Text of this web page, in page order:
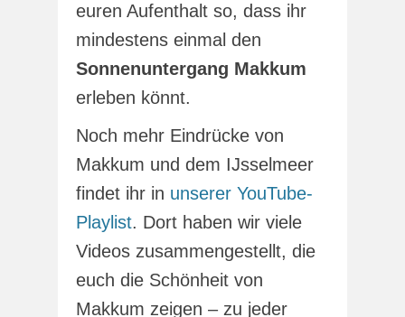
euren Aufenthalt so, dass ihr
mindestens einmal den
Sonnenuntergang Makkum
erleben könnt.
Noch mehr Eindrücke von
Makkum und dem IJsselmeer
findet ihr in unserer YouTube-
Playlist. Dort haben wir viele
Videos zusammengestellt, die
euch die Schönheit von
Makkum zeigen – zu jeder